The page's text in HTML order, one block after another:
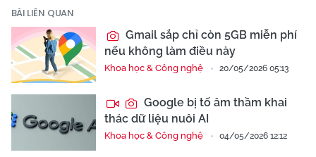
BÀI LIÊN QUAN
Gmail sắp chỉ còn 5GB miễn phí
nếu không làm điều này
Khoa học & Công nghệ 20/05/2026 05:13
Google bị tố âm thầm khai
thác dữ liệu nuôi AI
Khoa học & Công nghệ 04/05/2026 12:12